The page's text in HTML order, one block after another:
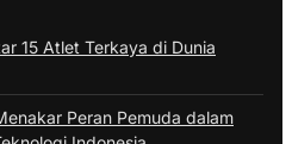
15 Atlet Terkaya di Dunia
Peran Pemuda dalam